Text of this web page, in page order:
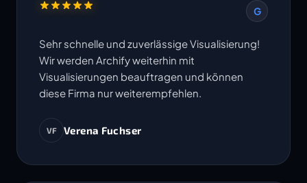
G
Sehr schnelle und zuverlässige Visualisierung!
Wir werden Archify weiterhin mit
Visualisierungen beauftragen und können
diese Firma nur weiterempfehlen.
VF Verena Fuchser